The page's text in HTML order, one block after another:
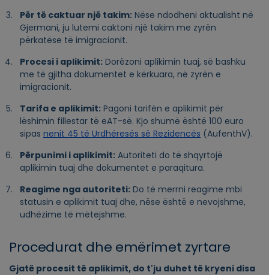
Për të caktuar një takim: Nëse ndodheni aktualisht në
Gjermani, ju lutemi caktoni një takim me zyrën
përkatëse të imigracionit.
Procesi i aplikimit: Dorëzoni aplikimin tuaj, së bashku
me të gjitha dokumentet e kërkuara, në zyrën e
imigracionit.
Tarifa e aplikimit: Pagoni tarifën e aplikimit për
lëshimin fillestar të eAT-së. Kjo shumë është 100 euro
sipas nenit 45 të Urdhëresës së Rezidencës (AufenthV).
Përpunimi i aplikimit: Autoriteti do të shqyrtojë
aplikimin tuaj dhe dokumentet e paraqitura.
Reagime nga autoriteti: Do të merrni reagime mbi
statusin e aplikimit tuaj dhe, nëse është e nevojshme,
udhëzime të mëtejshme.
Procedurat dhe emërimet zyrtare
Gjatë procesit të aplikimit, do t'ju duhet të kryeni disa